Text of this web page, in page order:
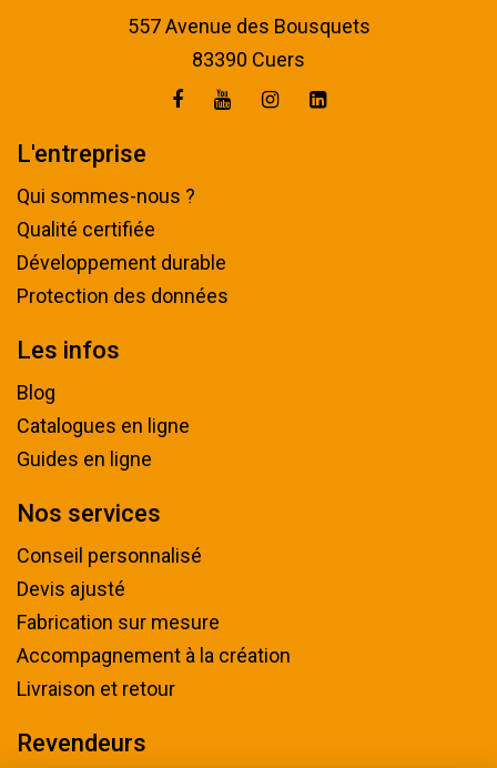
557 Avenue des Bousquets
83390 Cuers
L'entreprise
Qui sommes-nous ?
Qualité certifiée
Développement durable
Protection des données
Les infos
Blog
Catalogues en ligne
Guides en ligne
Nos services
Conseil personnalisé
Devis ajusté
Fabrication sur mesure
Accompagnement à la création
Livraison et retour
Revendeurs